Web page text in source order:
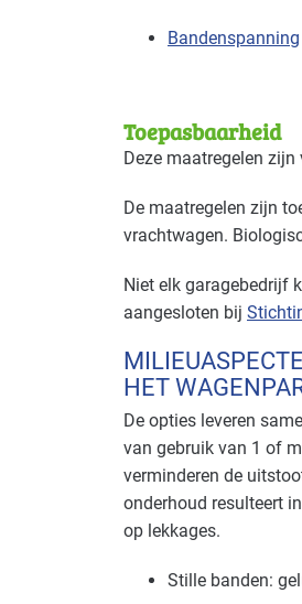
Bandenspanning
Toepasbaarheid
Deze maatregelen
De maatregelen zijn
vrachtwagen.
Niet elk garagebedrijf
aangesloten bij
HET
De opties leveren
van gebruik van 1 of
verminderen de
onderhoud resulteert
op lekkages.
Stille banden: